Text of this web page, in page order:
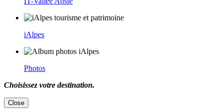
iAlpes
Photos
Choisissez votre destination.
Close